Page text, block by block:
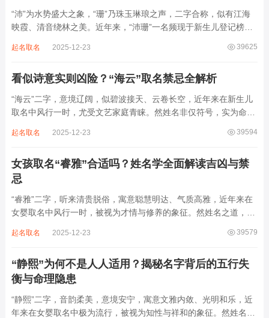
“沛”为水势盛大之象，“珊”乃珠玉琳琅之声，二字合称，似有江海
映霞、清音绕林之美。近年来，“沛珊”一名频现于新生儿登记榜
雅符号，实为命理五行流转之枢纽。一字之选，关乎气场平衡。沛
39625
起名取名 2025-12-23
看似诗意实则凶险？“海云”取名禁忌全解析
“海云”二字，意境辽阔，似碧波接天、云卷长空，近年来在新生儿
取名中风行一时，尤受文艺家庭青睐。然姓名非仅符号，实为命局
滔天，木浮无根，阴气过重，易致意志不坚、事业漂泊、健康受
39594
起名取名 2025-12-23
女孩取名“睿雅”合适吗？姓名学全面解读吉凶与禁
忌
“睿雅”二字，听来清贵脱俗，寓意聪慧明达、气质高雅，近年来在
女婴取名中风行一时，被视为才情与修养的象征。然姓名之道，贵
增心力。细察“睿雅”之局，实藏金水成势、火土受制之患，若不顾
39579
起名取名 2025-12-23
“静熙”为何不是人人适用？揭秘名字背后的五行失
衡与命理隐患
“静熙”二字，音韵柔美，意境安宁，寓意文雅内敛、光明和乐，近
年来在女婴取名中极为流行，被视为知性与祥和的象征。然姓名命